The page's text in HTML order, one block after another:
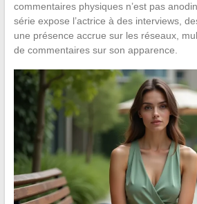
commentaires physiques n’est pas
série expose l’actrice à des interviews,
une présence accrue sur les réseaux,
de commentaires sur son apparence.